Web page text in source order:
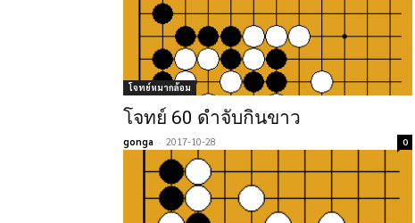
โจทย์หมากล้อม
โจทย์ 60 ดำจับกินขาว
gonga - 2017-10-28 0